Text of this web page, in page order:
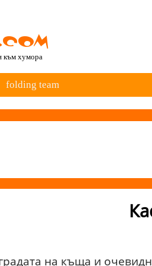
към хумора
folding team
на къща и